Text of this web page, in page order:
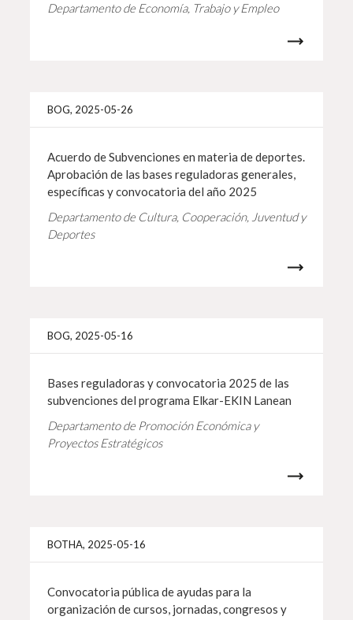
Departamento de Economía, Trabajo y Empleo
BOG, 2025-05-26
Acuerdo de Subvenciones en materia de deportes.
Aprobación de las bases reguladoras generales,
específicas y convocatoria del año 2025
Departamento de Cultura, Cooperación, Juventud y
Deportes
BOG, 2025-05-16
Bases reguladoras y convocatoria 2025 de las
subvenciones del programa Elkar-EKIN Lanean
Departamento de Promoción Económica y
Proyectos Estratégicos
BOTHA, 2025-05-16
Convocatoria pública de ayudas para la
organización de cursos, jornadas, congresos y